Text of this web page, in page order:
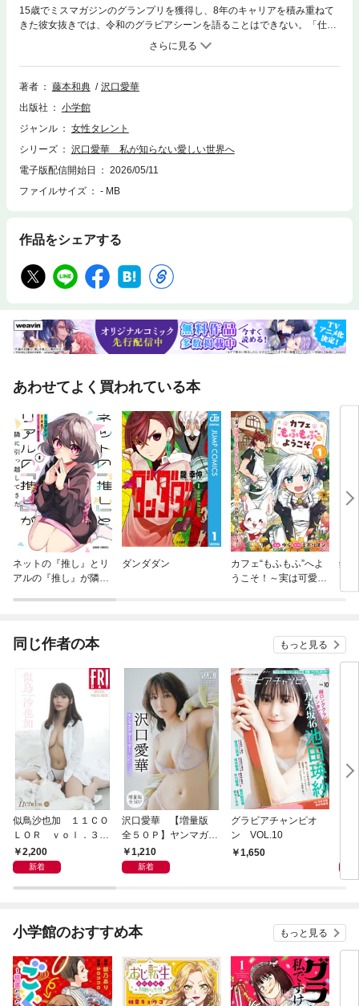
15歳でミスマガジンのグランプリを獲得し、8年のキャリアを積み重ねて
きた彼女抜きでは、令和のグラビアシーンを語ることはできない。「仕事
だからではなく、好きだからやっている」と断言するその眼差しは、まだ
見ぬ世界を求めつづけている。PARADEの撮影現場でも、誰かを楽しませ
るために誰よりも楽しむ沢口愛華がいた。5つの衣装で女王の貫禄を見せ
つけた美麗グラビアを、100ページ超の大ボリュームでお届けします。さ
ガジン2018グランプリを受賞。各誌の表紙を飾り、「令和のグラビアクイ
ーン」と呼ばれる。女優としても活動し、映画やドラマにも多数出演。モ
サダーを務める。公式Ｘ：＠sawa_aika827公式Instagram：@sawaguchi
_aika_official
著者 藤本和典
沢口愛華
出版社
小学館
ジャンル
女性タレント
シリーズ
沢口愛華 私が知らない愛しい世界へ
電子版配信開始日
2026/05/11
ファイルサイズ
- MB
作品をシェアする
あわせてよく買われている本
ネットの『推し』とリ
アルの『推し』が隣に
ダンダダン
カフェ“もふもふ”へよ
うこそ！～実は可愛い
鋼
同じ作者の本 もっと見る
似鳥沙也加 １１ＣＯ
ＬＯＲ ｖｏｌ．３
ＦＲＩＤＡＹデジタル
写真集
2,200
新着
沢口愛華 【増量版
全５０Ｐ】ヤンマガア
ザーっす！＜ＹＭ２０
２６年２５号未公開カ
1,210
新着
グラビアチャンピオ
ン VOL.10
1,650
小学館のおすすめ本 もっと見る